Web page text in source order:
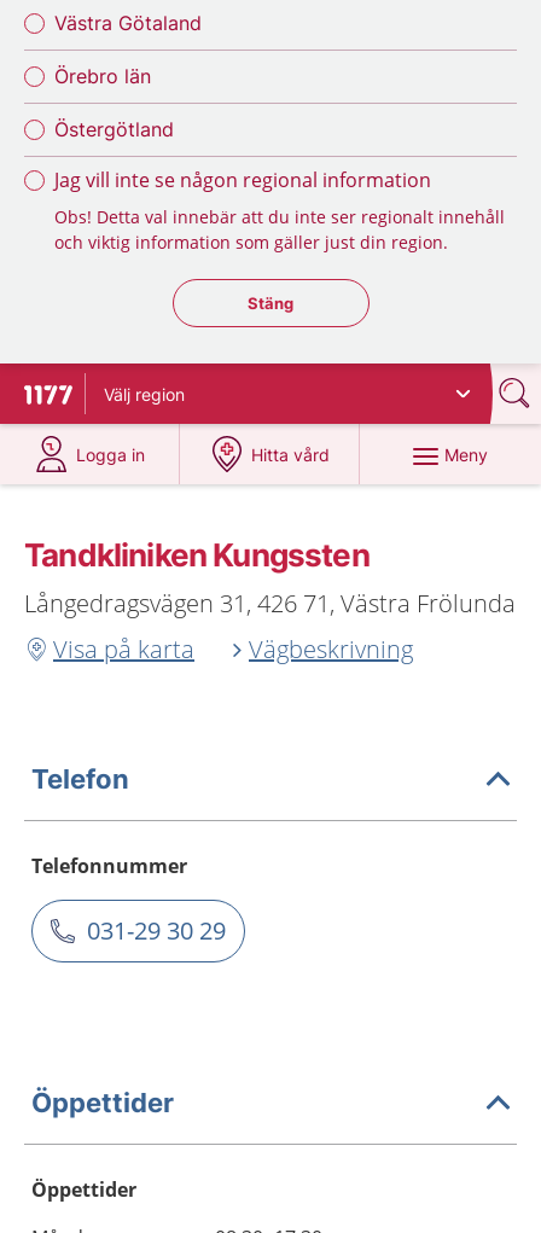
Västra Götaland
Örebro län
Östergötland
Jag vill inte se någon regional information
Obs! Detta val innebär att du inte ser regionalt innehåll
och viktig information som gäller just din region.
Stäng regionsväljaren
Stäng
Till startsidan för 1177
Välj region
Logga in
på 1177.se
Hitta vård
på 1177.se
Meny
Tandkliniken Kungssten
Långedragsvägen 31, 426 71, Västra Frölunda
Visa på karta
Vägbeskrivning
Telefon
Telefonnummer
031-29 30 29
Öppettider
Öppettider